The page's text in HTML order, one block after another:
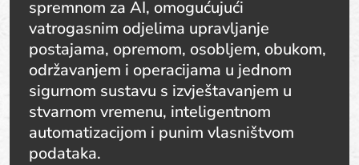
spremnom za AI, omogućujući
vatrogasnim odjelima upravljanje
postajama, opremom, osobljem, obukom,
održavanjem i operacijama u jednom
sigurnom sustavu s izvještavanjem u
stvarnom vremenu, inteligentnom
automatizacijom i punim vlasništvom
podataka.